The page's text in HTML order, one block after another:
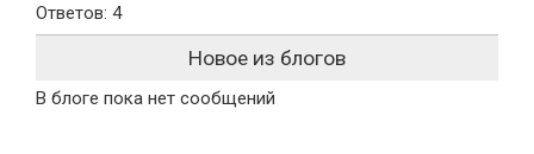
Ответов: 4
Новое из блогов
В блоге пока нет сообщений